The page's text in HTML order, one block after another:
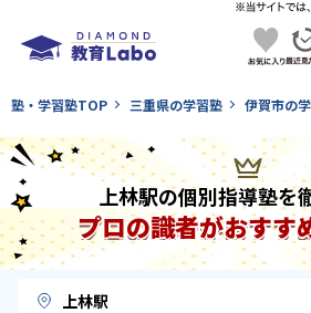
塾・学習塾TOP 三重県の学習塾 伊賀市の
上林駅の個別指導塾を
プロの識者がおすす
上林駅